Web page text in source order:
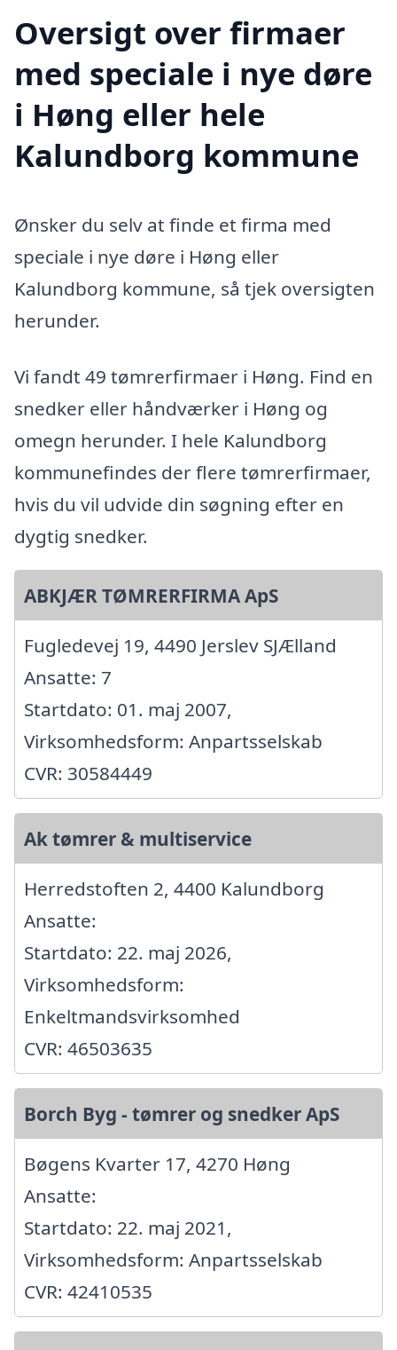
Oversigt over firmaer
med speciale i nye døre
i Høng eller hele
Kalundborg kommune
Ønsker du selv at finde et firma med
speciale i nye døre i Høng eller
Kalundborg kommune, så tjek oversigten
herunder.
Vi fandt 49 tømrerfirmaer i Høng. Find en
snedker eller håndværker i Høng og
omegn herunder. I hele Kalundborg
kommunefindes der flere tømrerfirmaer,
hvis du vil udvide din søgning efter en
dygtig snedker.
ABKJÆR TØMRERFIRMA ApS
Fugledevej 19, 4490 Jerslev SJÆlland
Ansatte: 7
Startdato: 01. maj 2007,
Virksomhedsform: Anpartsselskab
CVR: 30584449
Ak tømrer & multiservice
Herredstoften 2, 4400 Kalundborg
Ansatte:
Startdato: 22. maj 2026,
Virksomhedsform:
Enkeltmandsvirksomhed
CVR: 46503635
Borch Byg - tømrer og snedker ApS
Bøgens Kvarter 17, 4270 Høng
Ansatte:
Startdato: 22. maj 2021,
Virksomhedsform: Anpartsselskab
CVR: 42410535